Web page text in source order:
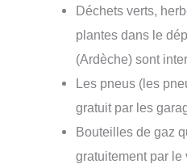
Déchets verts,
plantes dans le
(Ardèche) sont
Les pneus (les
gratuit par les
Bouteilles de gaz
gratuitement par